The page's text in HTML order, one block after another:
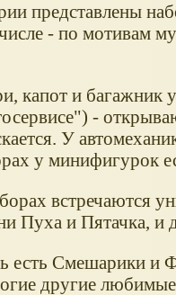
представлены
- по мотивам
капот и
-
У
у минифигурок
встречаются
Пуха и Пятачка, и
есть Смешарики и
другие